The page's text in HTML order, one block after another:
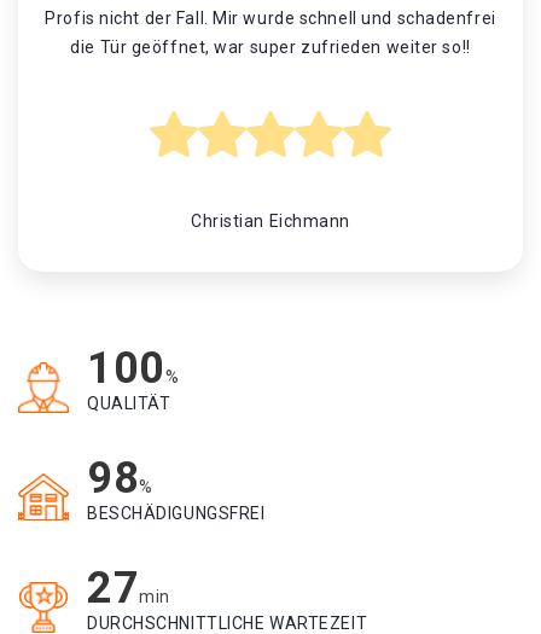
Profis nicht der Fall. Mir wurde schnell und schadenfrei
die Tür geöffnet, war super zufrieden weiter so!!
Christian Eichmann
100%
QUALITÄT
98%
BESCHÄDIGUNGSFREI
27min
DURCHSCHNITTLICHE WARTEZEIT